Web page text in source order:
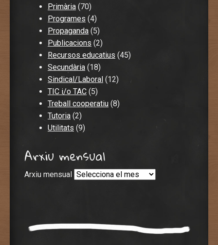
Primària (70)
Programes (4)
Propaganda (5)
Publicacions (2)
Recursos educatius (45)
Secundària (18)
Sindical/Laboral (12)
TIC i/o TAC (5)
Treball cooperatiu (8)
Tutoria (2)
Utilitats (9)
Arxiu mensual
Arxiu mensual